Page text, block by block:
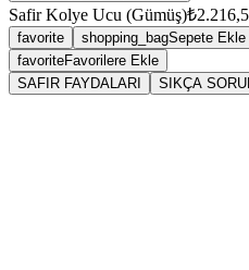
Safir Kolye Ucu (Gümüş)
favorite shopping_bagSepete Ekle
favoriteFavorilere Ekle
SAFIR FAYDALARI
SIKÇA